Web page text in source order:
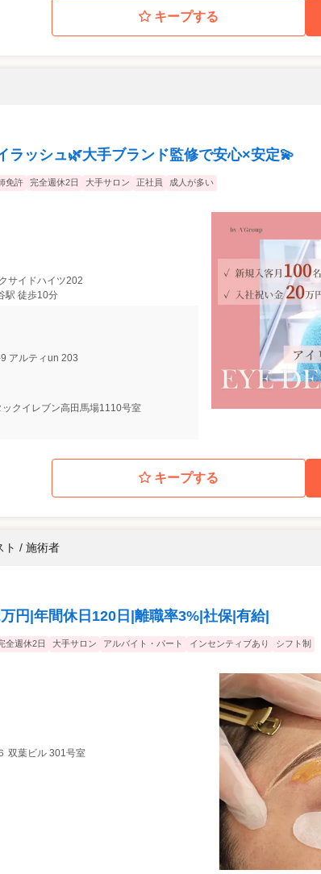
キープする
ラッシュ🌿大手ブランド監修で安心×安定💫
免許 完全週休2日 大手サロン 正社員 成人が多い
サイドハイツ202
駅 徒歩10分
アルティun 203
クイレブン高田馬場1110号室
キープする
ト / 施術者
円|年間休日120日|離職率3%|社保|有給|
全週休2日 大手サロン アルバイト・パート インセンティブあり シフト制
双葉ビル 301号室